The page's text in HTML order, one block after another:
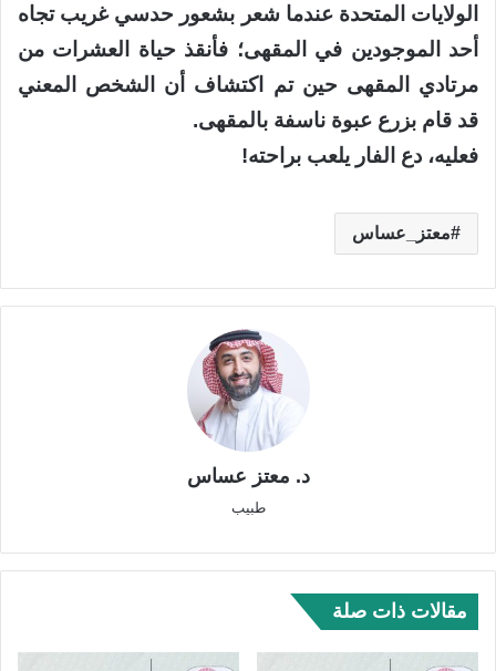
الولايات المتحدة عندما شعر بشعور حدسي غريب تجاه
أحد الموجودين في المقهى؛ فأنقذ حياة العشرات من
مرتادي المقهى حين تم اكتشاف أن الشخص المعني
قد قام بزرع عبوة ناسفة بالمقهى.
فعليه، دع الفار يلعب براحته!
معتز_عساس
د. معتز عساس
طبيب
مقالات ذات صلة